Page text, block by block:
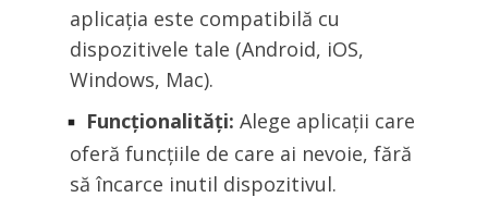
aplicația este compatibilă cu
dispozitivele tale (Android, iOS,
Windows, Mac).
Funcționalități: Alege aplicații care
oferă funcțiile de care ai nevoie, fără
să încarce inutil dispozitivul.